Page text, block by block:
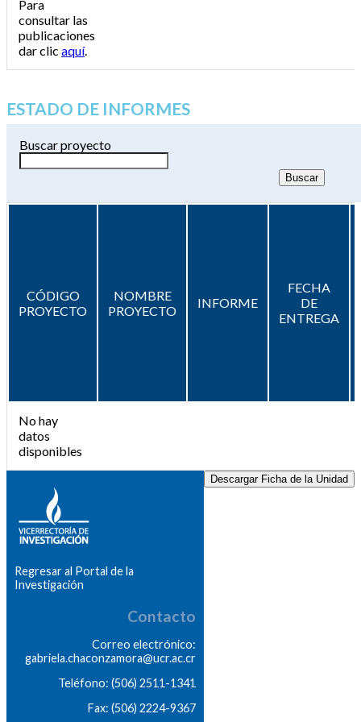
Para
consultar las
publicaciones
dar clic aquí.
ESTADO DE INFORMES
Buscar proyecto
CÓDIGO
PROYECTO
NOMBRE
PROYECTO
INFORME
FECHA
DE
ENTREGA
No hay
datos
disponibles
Descargar Ficha de la Unidad
Regresar al Portal de la
Investigación
Contacto
Correo electrónico:
gabriela.chaconzamora@ucr.ac.cr
Teléfono: (506) 2511-1341
Fax: (506) 2224-9367